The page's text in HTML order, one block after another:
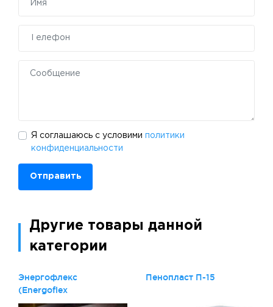
Я соглашаюсь с условими политики
конфиденциальности
Отправить
Другие товары данной
категории
Энергофлекс
(Energoflex
Пенопласт П-15